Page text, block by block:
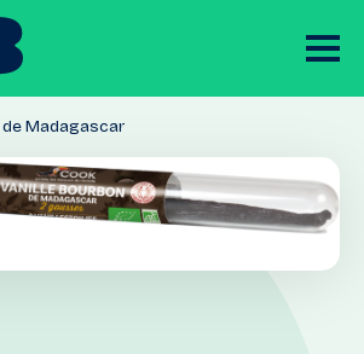
de Madagascar